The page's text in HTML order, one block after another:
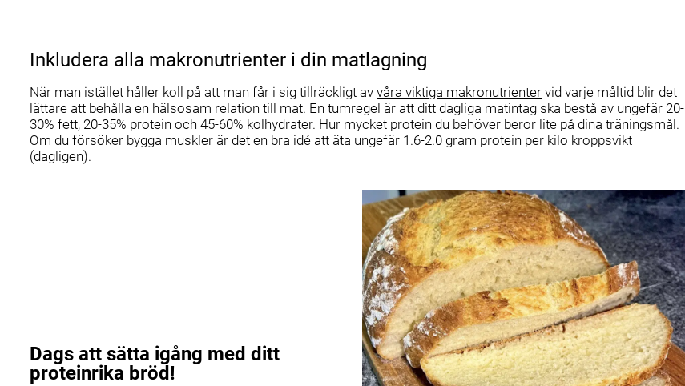
Inkludera alla makronutrienter i din matlagning
När man istället håller koll på att man får i sig tillräckligt av våra viktiga makronutrienter vid varje måltid blir det
lättare att behålla en hälsosam relation till mat. En tumregel är att ditt dagliga matintag ska bestå av ungefär 20-
30% fett, 20-35% protein och 45-60% kolhydrater. Hur mycket protein du behöver beror lite på dina träningsmål.
Om du försöker bygga muskler är det en bra idé att äta ungefär 1.6-2.0 gram protein per kilo kroppsvikt
(dagligen).
Dags att sätta igång med ditt
proteinrika bröd!